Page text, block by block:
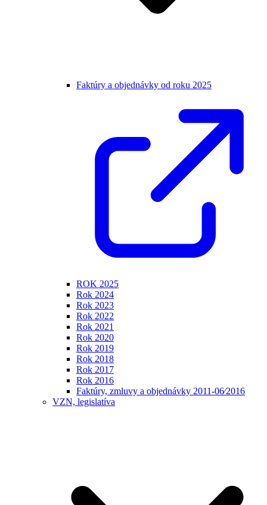
Faktúry a objednávky od roku 2025
ROK 2025
Rok 2024
Rok 2023
Rok 2022
Rok 2021
Rok 2020
Rok 2019
Rok 2018
Rok 2017
Rok 2016
Faktúry, zmluvy a objednávky 2011-06⁄2016
VZN, legislatíva